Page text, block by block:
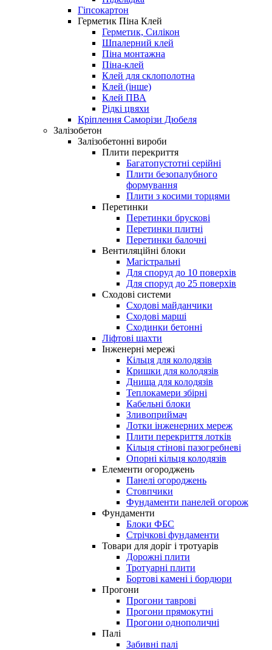
Гіпсокартон
Герметик Піна Клей
Герметик, Силікон
Шпалерний клей
Піна монтажна
Піна-клей
Клей для склополотна
Клей (інше)
Клей ПВА
Рідкі цвяхи
Кріплення Саморізи Дюбеля
Залізобетон
Залізобетонні вироби
Плити перекриття
Багатопустотні серійні
Плити безопалубного
формування
Плити з косими торцями
Перетинки
Перетинки брускові
Перетинки плитні
Перетинки балочні
Вентиляційні блоки
Магістральні
Для споруд до 10 поверхів
Для споруд до 25 поверхів
Сходові системи
Сходові майданчики
Сходові марші
Сходинки бетонні
Ліфтові шахти
Інженерні мережі
Кільця для колодязів
Кришки для колодязів
Днища для колодязів
Теплокамери збірні
Кабельні блоки
Зливоприймач
Лотки інженерних мереж
Плити перекриття лотків
Кільця стінові пазогребневі
Опорні кільця колодязів
Елементи огороджень
Панелі огороджень
Стовпчики
Фундаменти панелей огорож
Фундаменти
Блоки ФБС
Стрічкові фундаменти
Товари для доріг і тротуарів
Дорожні плити
Тротуарні плити
Бортові камені і бордюри
Прогони
Прогони таврові
Прогони прямокутні
Прогони однополичні
Палі
Забивні палі